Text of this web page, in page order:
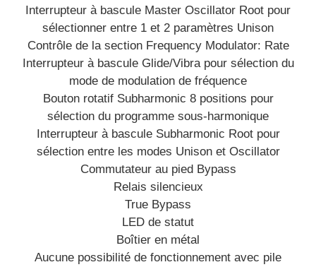
Interrupteur à bascule Master Oscillator Root pour
sélectionner entre 1 et 2 paramètres Unison
Contrôle de la section Frequency Modulator: Rate
Interrupteur à bascule Glide/Vibra pour sélection du
mode de modulation de fréquence
Bouton rotatif Subharmonic 8 positions pour
sélection du programme sous-harmonique
Interrupteur à bascule Subharmonic Root pour
sélection entre les modes Unison et Oscillator
Commutateur au pied Bypass
Relais silencieux
True Bypass
LED de statut
Boîtier en métal
Aucune possibilité de fonctionnement avec pile